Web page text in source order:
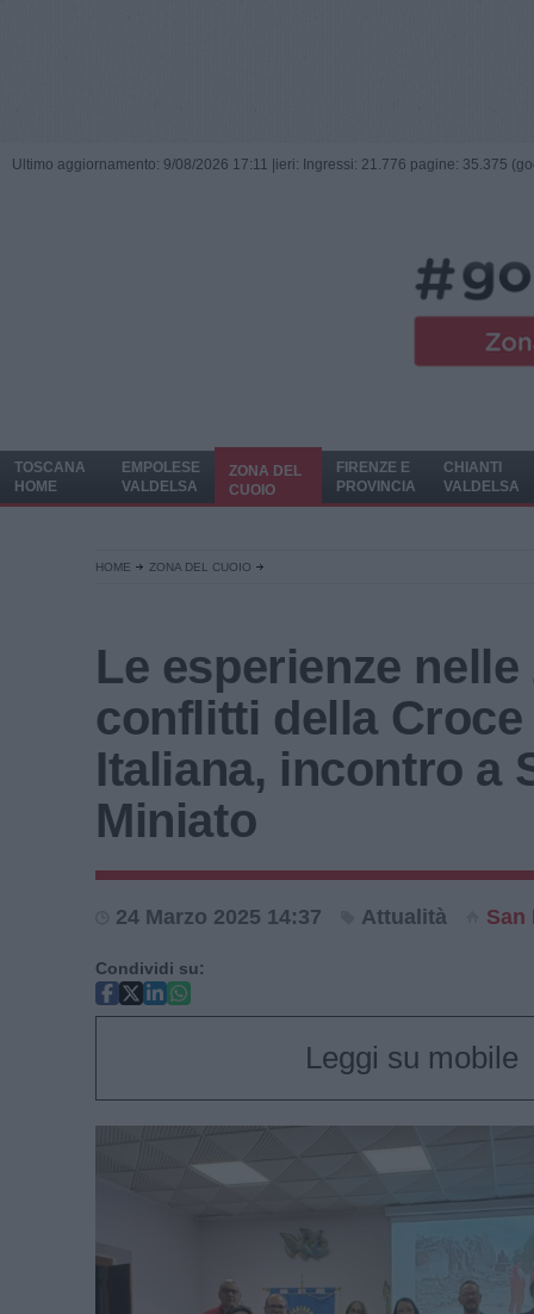
Ultimo aggiornamento: 9/08/2026 17:11 | ieri: Ingressi: 21.776 pagine: 35.375
TOSCANA
HOME
EMPOLESE
VALDELSA
ZONA DEL
CUOIO
FIRENZE E
PROVINCIA
CHIANTI
VALDELSA
HOME ZONA DEL CUOIO
Le esperienze nelle
conflitti della Croce
Italiana, incontro a
Miniato
24 Marzo 2025 14:37 Attualità San
Condividi su:
Leggi su mobile